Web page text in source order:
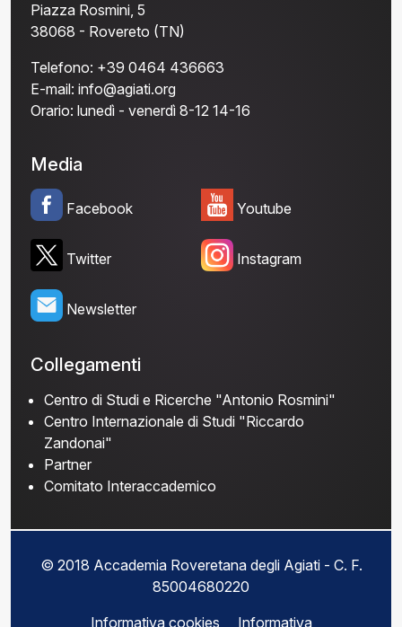
Piazza Rosmini, 5
38068 - Rovereto (TN)
Telefono: +39 0464 436663
E-mail: info@agiati.org
Orario: lunedì - venerdì 8-12 14-16
Media
Facebook
Twitter
Newsletter
Youtube
Instagram
Collegamenti
Centro di Studi e Ricerche "Antonio Rosmini"
Centro Internazionale di Studi "Riccardo
Zandonai"
Partner
Comitato Interaccademico
© 2018 Accademia Roveretana degli Agiati - C. F.
85004680220
Informativa cookies
Informativa